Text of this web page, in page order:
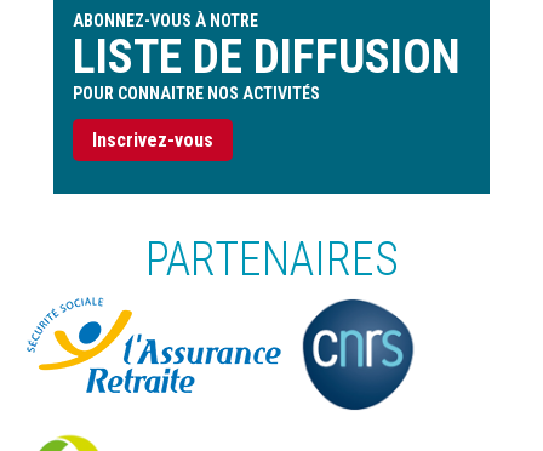
ABONNEZ-VOUS À NOTRE
LISTE DE DIFFUSION
POUR CONNAITRE NOS ACTIVITÉS
Inscrivez-vous
PARTENAIRES